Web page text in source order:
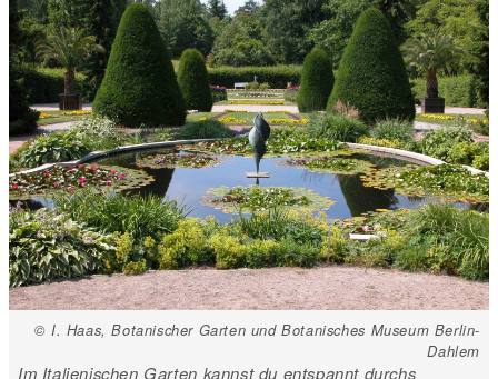
© I. Haas, Botanischer Garten und Botanisches Museum Berlin-
Dahlem
Im Italienischen Garten kannst du entspannt durchs